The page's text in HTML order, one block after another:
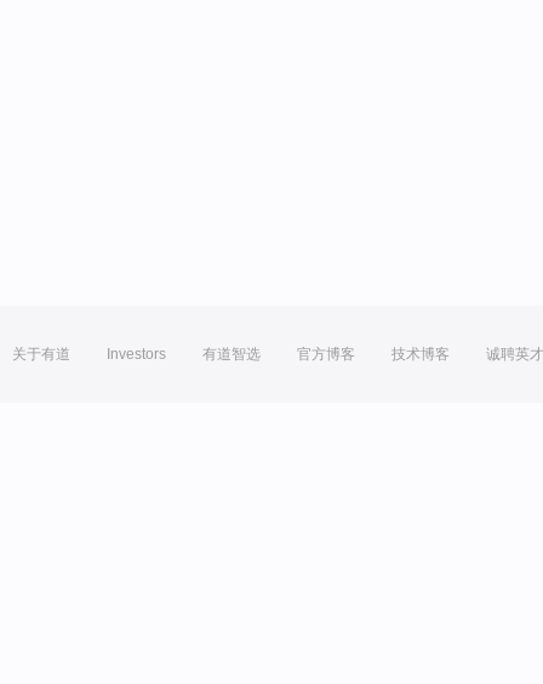
关于有道 Investors 有道智选 官方博客 技术博客 诚聘英才